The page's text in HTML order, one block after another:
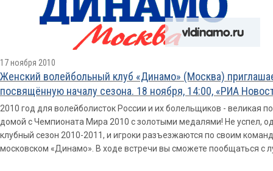
17 ноября 2010
Женский волейбольный клуб «Динамо» (Москва)
посвящённую началу сезона. 18 ноября, 14:00, «РИА
2010 год для волейболисток России и их болельщиков - великая
домой с Чемпионата Мира 2010 с золотыми медалями! Не успел,
клубный сезон 2010-2011, и игроки разъезжаются по своим
московском «Динамо». В ходе встречи вы сможете пообщаться с